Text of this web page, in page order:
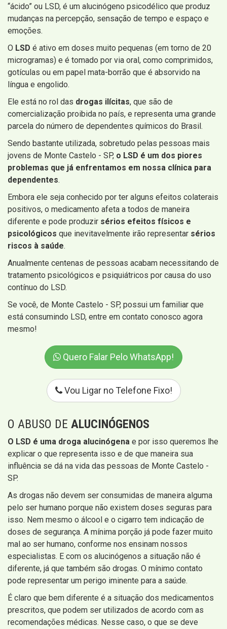
“ácido” ou LSD, é um alucinógeno psicodélico que produz
mudanças na percepção, sensação de tempo e espaço e
emoções.
O LSD é ativo em doses muito pequenas (em torno de 20
microgramas) e é tomado por via oral, como comprimidos,
gotículas ou em papel mata-borrão que é absorvido na
língua e engolido.
Ele está no rol das drogas ilícitas, que são de
comercialização proibida no país, e representa uma grande
parcela do número de dependentes químicos do Brasil.
Sendo bastante utilizada, sobretudo pelas pessoas mais
jovens de Monte Castelo - SP, o LSD é um dos piores
problemas que já enfrentamos em nossa clínica para
dependentes.
Embora ele seja conhecido por ter alguns efeitos colaterais
positivos, o medicamento afeta a todos de maneira
diferente e pode produzir sérios efeitos físicos e
psicológicos que inevitavelmente irão representar sérios
riscos à saúde.
Anualmente centenas de pessoas acabam necessitando de
tratamento psicológicos e psiquiátricos por causa do uso
contínuo do LSD.
Se você, de Monte Castelo - SP, possui um familiar que
está consumindo LSD, entre em contato conosco agora
mesmo!
Quero Falar Pelo WhatsApp!
Vou Ligar no Telefone Fixo!
O ABUSO DE ALUCINÓGENOS
O LSD é uma droga alucinógena e por isso queremos lhe
explicar o que representa isso e de que maneira sua
influência se dá na vida das pessoas de Monte Castelo -
SP.
As drogas não devem ser consumidas de maneira alguma
pelo ser humano porque não existem doses seguras para
isso. Nem mesmo o álcool e o cigarro tem indicação de
doses de segurança. A mínima porção já pode fazer muito
mal ao ser humano, conforme nos ensinam nossos
especialistas. E com os alucinógenos a situação não é
diferente, já que também são drogas. O mínimo contato
pode representar um perigo iminente para a saúde.
É claro que bem diferente é a situação dos medicamentos
prescritos, que podem ser utilizados de acordo com as
recomendações médicas. Nesse caso, o que se deve